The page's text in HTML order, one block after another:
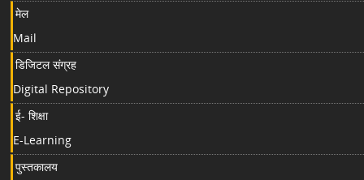
मेल
Mail
डिजिटल संग्रह
Digital Repository
ई- शिक्षा
E-Learning
पुस्तकालय